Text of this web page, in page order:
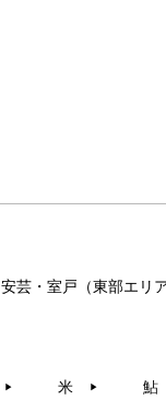
安芸・室戸（東部エリア
▶︎ 米 ▶︎ 鮎